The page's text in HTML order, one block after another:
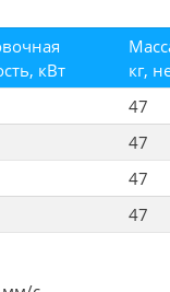
кВт
кг,
47
47
47
47